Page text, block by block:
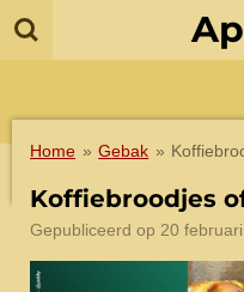
Ga
Home » Gebak »
Koffiebroodjes
Gepubliceerd op 20